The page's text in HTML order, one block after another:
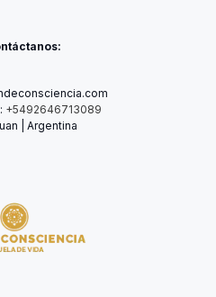
+5492646713089
| Argentina